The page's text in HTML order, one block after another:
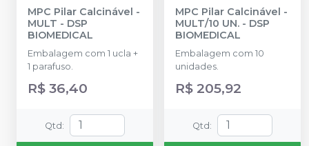
MPC Pilar Calcinável -
MULT - DSP
BIOMEDICAL
Embalagem com 1 ucla +
1 parafuso.
R$ 36,40
Qtd:
MPC Pilar Calcinável -
MULT/10 UN. - DSP
BIOMEDICAL
Embalagem com 10
unidades.
R$ 205,92
Qtd: